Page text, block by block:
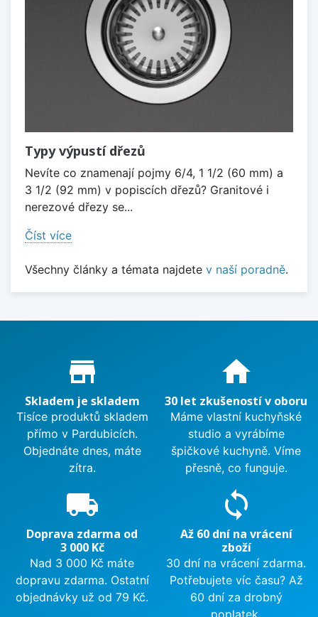
Typy výpustí dřezů
Nevíte co znamenají pojmy 6/4, 1 1/2 (60 mm) a
3 1/2 (92 mm) v popiscích dřezů? Granitové i
nerezové dřezy se...
Číst více
Všechny články a témata najdete v naší poradně.
Proč nakupovat u nás?
store_mall_directory
Skladem je skladem
Tisíce produktů skladem
přímo v Pardubicích.
Objednáte dnes, máte
zítra.
home
30 let zkušeností v oboru
Máme vlastní kuchyňské
studio a vyrábíme
špičkové kuchyně. Víme
přesně, co funguje.
local_shipping
Doprava zdarma od
3 000 Kč
Nad 3 000 Kč máte
dopravu zdarma. Ostatní
objednávky už od 79 Kč.
sync
Až 60 dní na vrácení
zboží
30 dní na vrácení zdarma.
Potřebujete víc času? Až
60 dní za drobný
poplatek.